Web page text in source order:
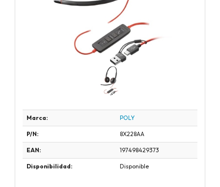
Marca: POLY
P/N: 8X228AA
EAN: 197498429373
Disponibilidad: Disponible